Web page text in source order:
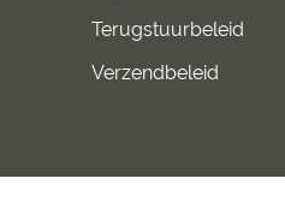
Terugstuurbeleid
Verzendbeleid